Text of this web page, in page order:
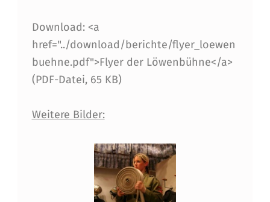
I
N
G
Download: <a
href="../download/berichte/flyer_loewen
buehne.pdf">Flyer der Löwenbühne</a>
(PDF-Datei, 65 KB)
Weitere Bilder: